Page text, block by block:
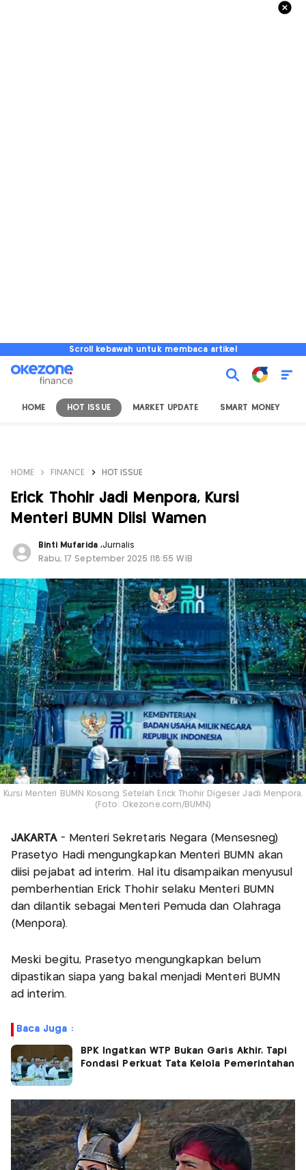
Scroll kebawah untuk membaca artikel
HOME HOT ISSUE MARKET UPDATE SMART MONEY
HOME FINANCE HOT ISSUE
Erick Thohir Jadi Menpora, Kursi
Menteri BUMN Diisi Wamen
Binti Mufarida ,Jurnalis
Rabu, 17 September 2025 |18:55 WIB
Kursi Menteri BUMN Kosong Setelah Erick Thohir Digeser Jadi Menpora.
(Foto: Okezone.com/BUMN)
JAKARTA- Menteri Sekretaris Negara (Mensesneg)
Prasetyo Hadi mengungkapkan Menteri BUMN akan
diisi pejabat ad interim. Hal itu disampaikan menyusul
pemberhentian Erick Thohir selaku Menteri BUMN
dan dilantik sebagai Menteri Pemuda dan Olahraga
(Menpora).
Meski begitu, Prasetyo mengungkapkan belum
dipastikan siapa yang bakal menjadi Menteri BUMN
ad interim.
Baca Juga :
BPK Ingatkan WTP Bukan Garis Akhir, Tapi
Fondasi Perkuat Tata Kelola Pemerintahan